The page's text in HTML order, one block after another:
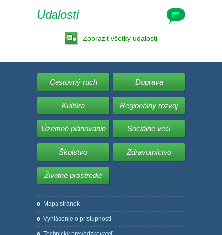
Udalosti
Zobraziť všetky udalosti
Cestovný ruch Doprava
Kultúra Regionálny rozvoj
Územné plánovanie Sociálne veci
Školstvo Zdravotníctvo
Životné prostredie
Mapa stránok
Vyhlásenie o prístupnosti
Technický prevádzkovateľ